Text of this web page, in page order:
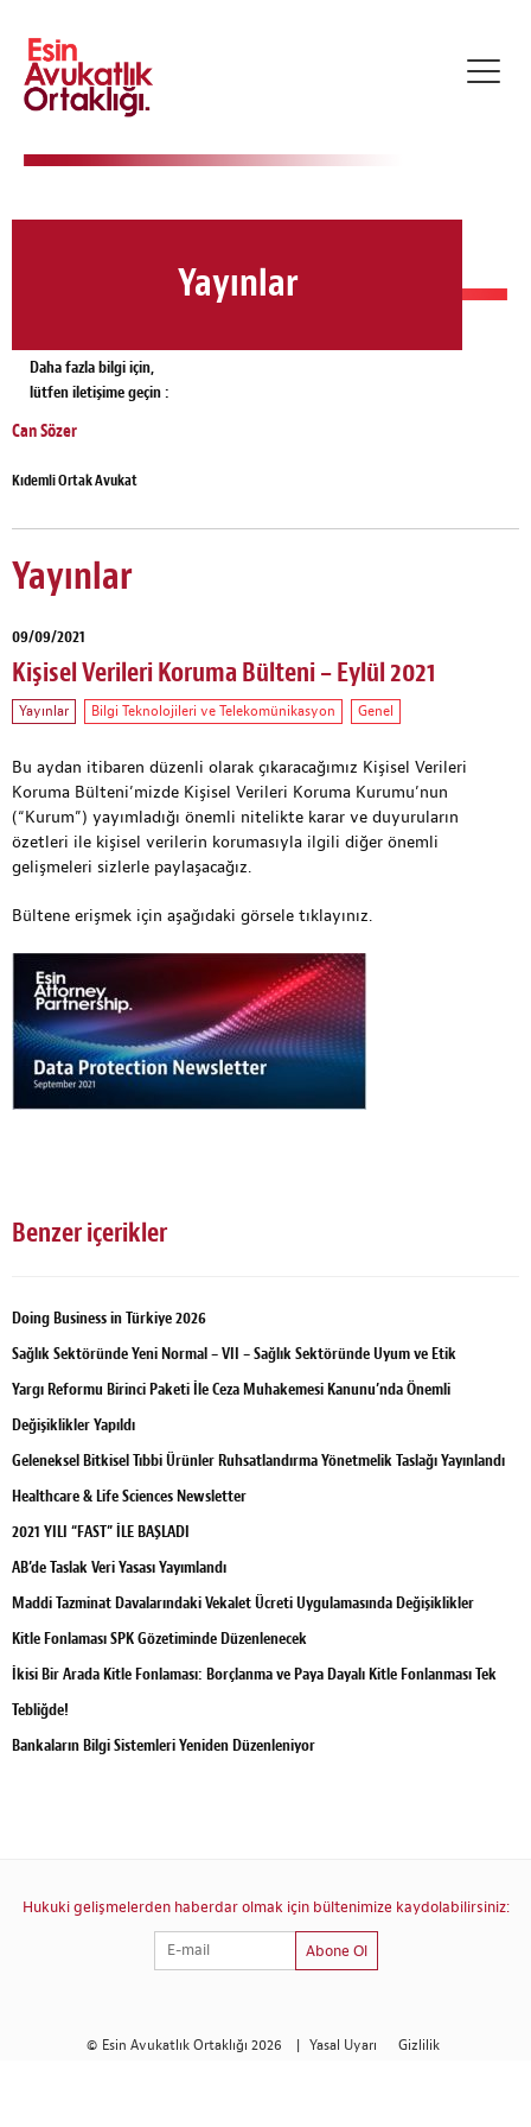
Yayınlar
Daha fazla bilgi için,
lütfen iletişime geçin :
Can Sözer
Kıdemli Ortak Avukat
Yayınlar
09/09/2021
Kişisel Verileri Koruma Bülteni – Eylül 2021
Yayınlar Bilgi Teknolojileri ve Telekomünikasyon Genel
Bu aydan itibaren düzenli olarak çıkaracağımız Kişisel Verileri
Koruma Bülteni’mizde Kişisel Verileri Koruma Kurumu’nun
(“Kurum”) yayımladığı önemli nitelikte karar ve duyuruların
özetleri ile kişisel verilerin korumasıyla ilgili diğer önemli
gelişmeleri sizlerle paylaşacağız.
Bültene erişmek için aşağıdaki görsele tıklayınız.
Benzer içerikler
Doing Business in Türkiye 2026
Sağlık Sektöründe Yeni Normal – VII – Sağlık Sektöründe Uyum ve Etik
Yargı Reformu Birinci Paketi İle Ceza Muhakemesi Kanunu’nda Önemli
Değişiklikler Yapıldı
Geleneksel Bitkisel Tıbbi Ürünler Ruhsatlandırma Yönetmelik Taslağı Yayınlandı
Healthcare & Life Sciences Newsletter
2021 YILI “FAST” İLE BAŞLADI
AB’de Taslak Veri Yasası Yayımlandı
Maddi Tazminat Davalarındaki Vekalet Ücreti Uygulamasında Değişiklikler
Kitle Fonlaması SPK Gözetiminde Düzenlenecek
İkisi Bir Arada Kitle Fonlaması: Borçlanma ve Paya Dayalı Kitle Fonlanması Tek
Tebliğde!
Bankaların Bilgi Sistemleri Yeniden Düzenleniyor
Hukuki gelişmelerden haberdar olmak için bültenimize kaydolabilirsiniz:
Abone Ol
© Esin Avukatlık Ortaklığı 2026 | Yasal Uyarı Gizlilik